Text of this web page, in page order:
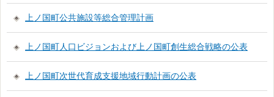
上ノ国町公共施設等総合管理計画
上ノ国町人口ビジョンおよび上ノ国町創生総合戦略の公表
上ノ国町次世代育成支援地域行動計画の公表